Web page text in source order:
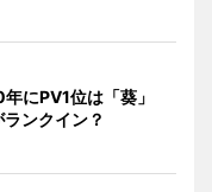
年にPV1位は「葵」
ンクイン？